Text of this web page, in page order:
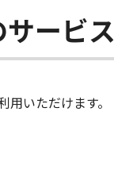
ービス
いただけます。